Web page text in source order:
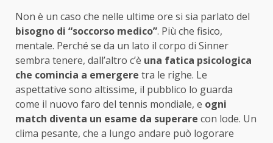
Non è un caso che nelle ultime ore si sia parlato del
bisogno di “soccorso medico”. Più che fisico,
mentale. Perché se da un lato il corpo di Sinner
sembra tenere, dall’altro c’è una fatica psicologica
che comincia a emergere tra le righe. Le
aspettative sono altissime, il pubblico lo guarda
come il nuovo faro del tennis mondiale, e ogni
match diventa un esame da superare con lode. Un
clima pesante, che a lungo andare può logorare